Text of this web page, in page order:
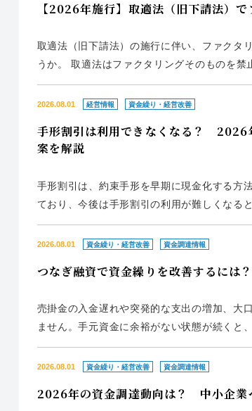
【2026年施行】取適法（旧下請法）
取適法（旧下請法）の施行に伴い、ファクタ
うか。 取適法はファクタリングそのものを
す。しかし、一部のファクタリング取引は規
が制定された目的...
2026.08.01 経営情報 資金繰り・経営改善
手形割引は利用できなくなる？ 2026
案を解説
手形割引は、約束手形を早期に現金化する方
ており、今後は手形割引の利用が難しくなる
手段を検討しておくことが大切です。 では
紙の手形・小切手...
2026.08.01 資金繰り・経営改善 資金調達情報
つなぎ融資で資金繰りを改善するには
売掛金の入金遅れや突発的な支出の増加、大
ません。手元資金に余裕がない状態が続くと
的な資金不足に対応する方法の一つが「つな
でしょうか。 本記...
2026.08.01 資金繰り・経営改善 資金調達情報
2026年の資金調達動向は？ 中小企業